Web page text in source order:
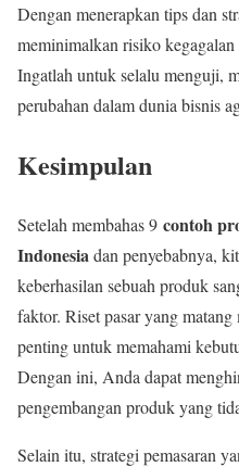
Dengan menerapkan tips dan
meminimalkan risiko
Ingatlah untuk selalu menguji,
perubahan dalam dunia bisnis
Kesimpulan
Setelah membahas 9 contoh
Indonesiadan penyebabnya,
keberhasilan sebuah produk
faktor. Riset pasar yang
penting untuk memahami
Dengan ini, Anda dapat
pengembangan produk yang
Selain itu, strategi pemasaran